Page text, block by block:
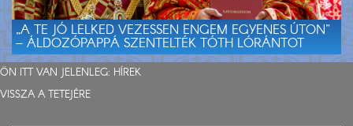
„A TE JÓ LELKED VEZESSEN ENGEM EGYENES ÚTON”
– ÁLDOZÓPAPPÁ SZENTELTÉK TÓTH LÓRÁNTOT
ÖN ITT VAN JELENLEG: HÍREK
VISSZA A TETEJÉRE